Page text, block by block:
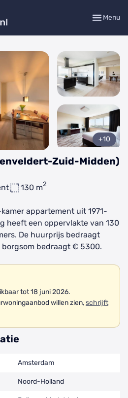
Menu
Zuid-Midden)
130 m2
+10
appartement uit 1971-
heeft een oppervlakte van 130
De huurprijs bedraagt
bedraagt € 5300.
tot 18 juni 2026.
willen zien,schrijft
Amsterdam
Noord-Holland